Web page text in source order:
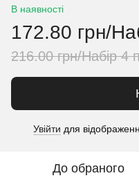
В наявності
172.80 грн/
216.00 грн/Набір 4
Увійти для
До обраного